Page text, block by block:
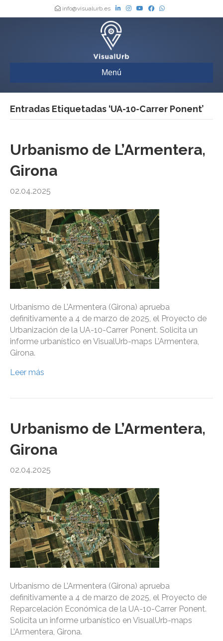
info@visualurb.es
Menú
Entradas Etiquetadas ‘UA-10-Carrer Ponent’
Urbanismo de L’Armentera,
Girona
02.04.2025
Urbanismo de L’Armentera (Girona) aprueba
definitivamente a 4 de marzo de 2025, el Proyecto de
Urbanización de la UA-10-Carrer Ponent. Solicita un
informe urbanístico en VisualUrb-maps L’Armentera,
Girona.
Leer más
Urbanismo de L’Armentera,
Girona
02.04.2025
Urbanismo de L’Armentera (Girona) aprueba
definitivamente a 4 de marzo de 2025, el Proyecto de
Reparcelación Económica de la UA-10-Carrer Ponent.
Solicita un informe urbanístico en VisualUrb-maps
L’Armentera, Girona.